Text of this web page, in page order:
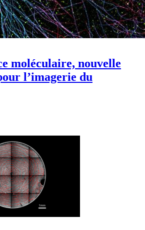
moléculaire, nouvelle
l’imagerie du